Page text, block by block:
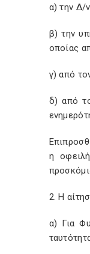
α) την Δ/
β) την
οποίας
γ) από
δ) από
η
2. Η
α) Για